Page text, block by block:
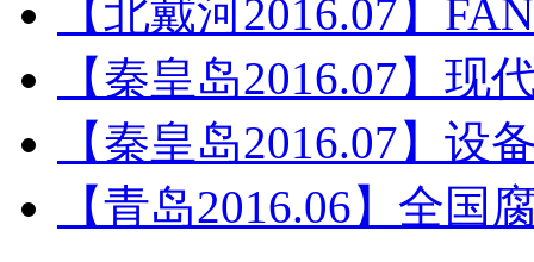
【北戴河2016.07】
【秦皇岛2016.07】现
【秦皇岛2016.07】设
【青岛2016.06】全国